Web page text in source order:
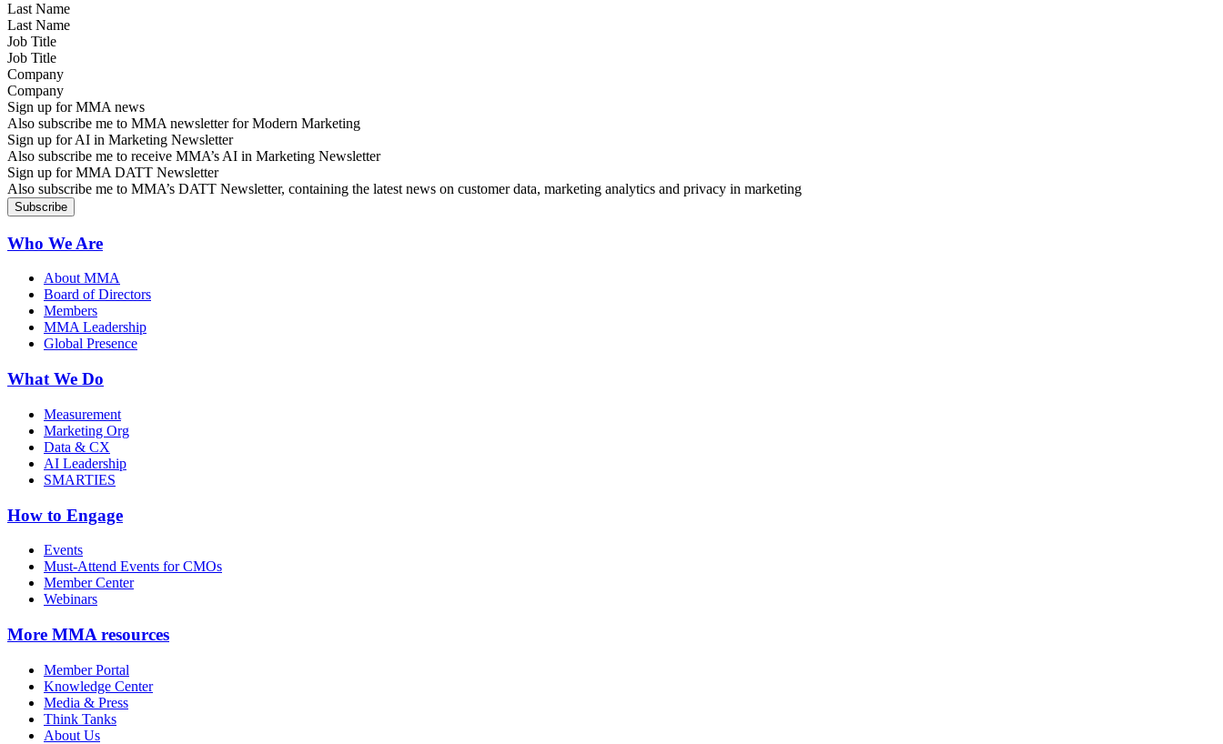
Last Name
Job Title
Company
Sign up for MMA news
Also subscribe me to MMA newsletter for Modern Marketing
Sign up for AI in Marketing Newsletter
Also subscribe me to receive MMA’s AI in Marketing Newsletter
Sign up for MMA DATT Newsletter
Also subscribe me to MMA’s DATT Newsletter, containing the latest news on customer data, marketing analytics and privacy in marketing
Who We Are
About MMA
Board of Directors
Members
MMA Leadership
Global Presence
What We Do
Measurement
Marketing Org
Data & CX
AI Leadership
SMARTIES
How to Engage
Events
Must-Attend Events for CMOs
Member Center
Webinars
More MMA resources
Member Portal
Knowledge Center
Media & Press
Think Tanks
About Us